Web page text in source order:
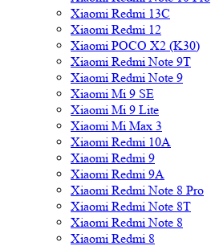
Xiaomi Redmi 13C
Xiaomi Redmi 12
Xiaomi POCO X2 (K30)
Xiaomi Redmi Note 9T
Xiaomi Redmi Note 9
Xiaomi Mi 9 SE
Xiaomi Mi 9 Lite
Xiaomi Mi Max 3
Xiaomi Redmi 10A
Xiaomi Redmi 9
Xiaomi Redmi 9A
Xiaomi Redmi Note 8 Pro
Xiaomi Redmi Note 8T
Xiaomi Redmi Note 8
Xiaomi Redmi 8